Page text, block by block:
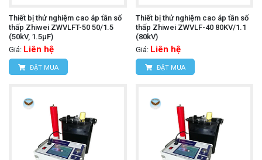
Thiết bị thử nghiệm cao áp tần số
thấp Zhiwei ZWVLFT-50 50/1.5
(50kV, 1.5μF)
Giá: Liên hệ
ĐẶT MUA
Thiết bị thử nghiệm cao áp tần số
thấp Zhiwei ZWVLF-40 80KV/1.1
(80kV)
Giá: Liên hệ
ĐẶT MUA